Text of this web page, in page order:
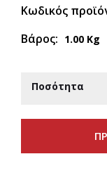
Κωδικός
Βάρος: 1.00 Kg
Ποσότητα